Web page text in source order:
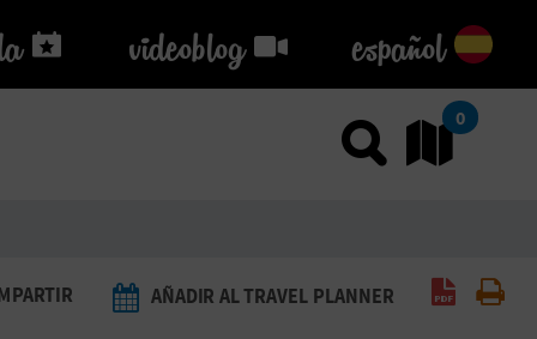
videoblog
videoblog español
Usar el
0
AÑADIR AL TRAVEL PLANNER Generar